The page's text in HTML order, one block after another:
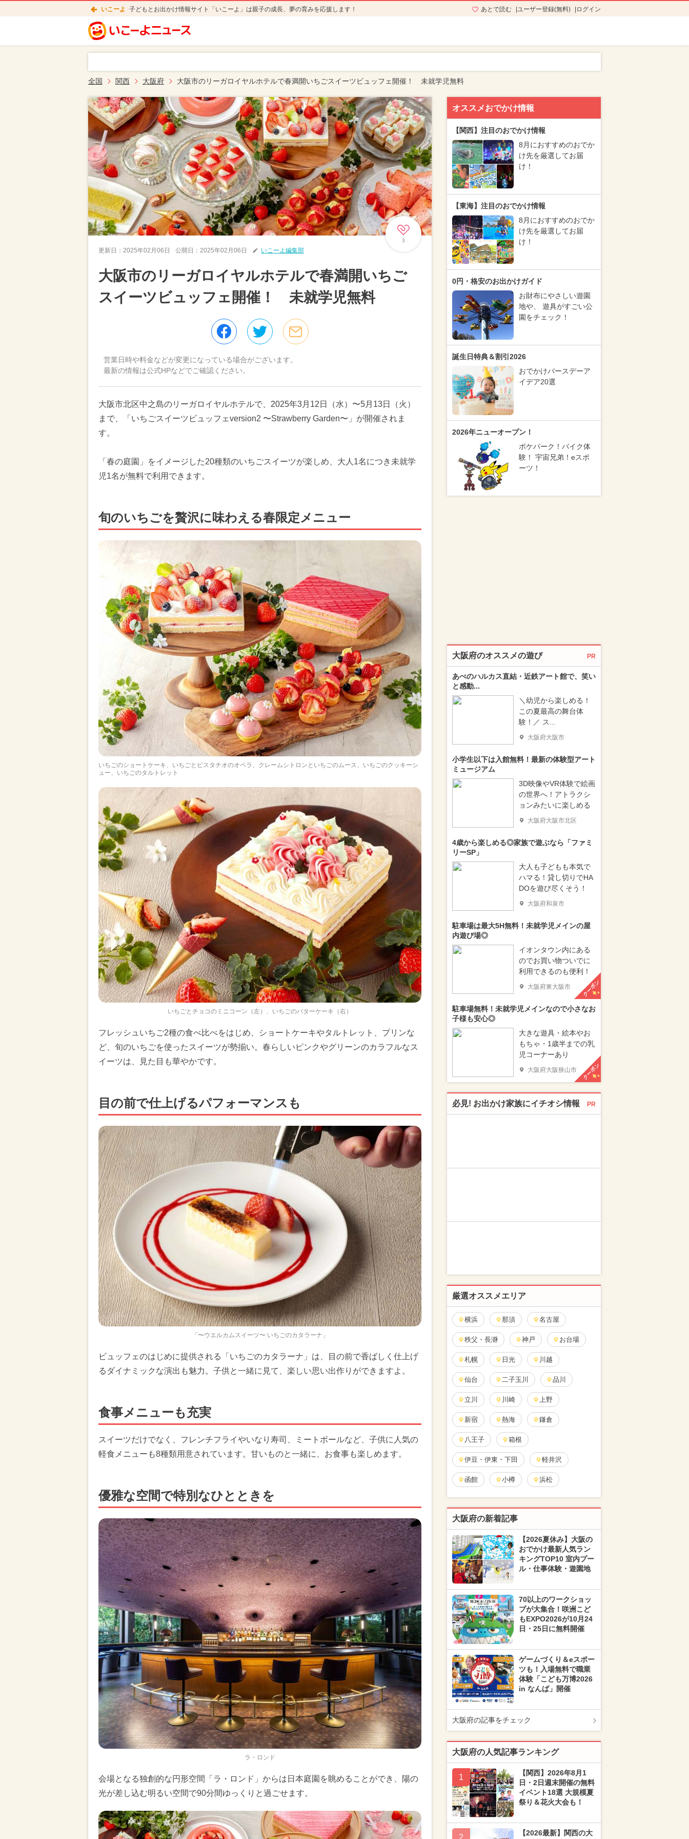
いこーよ 子どもとお出かけ情報サイト「いこーよ」は親子の成長、夢の育みを応援します！ あとで読む ユーザー登録(無料) ログイン
全国 関西 大阪府 大阪市のリーガロイヤルホテルで春満開いちごスイーツビュッフェ開催！ 未就学児無料
3
更新日： 2025年02月06日 公開日： 2025年02月06日 いこーよ編集部
大阪市のリーガロイヤルホテルで春満開いちご
スイーツビュッフェ開催！ 未就学児無料
営業日時や料金などが変更になっている場合がございます。
最新の情報は公式HPなどでご確認ください。
大阪市北区中之島のリーガロイヤルホテルで、2025年3月12日（水）〜5月13日（火）
まで、「いちごスイーツビュッフェversion2 〜Strawberry Garden〜」が開催されま
す。
「春の庭園」をイメージした20種類のいちごスイーツが楽しめ、大人1名につき未就学
児1名が無料で利用できます。
旬のいちごを贅沢に味わえる春限定メニュー
いちごのショートケーキ、いちごとピスタチオのオペラ、クレームシトロンといちごのムース、いちごのクッキーシ
ュー、いちごのタルトレット
いちごとチョコのミニコーン（左）、いちごのバターケーキ（右）
フレッシュいちご2種の食べ比べをはじめ、ショートケーキやタルトレット、プリンな
ど、旬のいちごを使ったスイーツが勢揃い。春らしいピンクやグリーンのカラフルなス
イーツは、見た目も華やかです。
目の前で仕上げるパフォーマンスも
「〜ウエルカムスイーツ〜 いちごのカタラーナ」
ビュッフェのはじめに提供される「いちごのカタラーナ」は、目の前で香ばしく仕上げ
るダイナミックな演出も魅力。子供と一緒に見て、楽しい思い出作りができますよ。
食事メニューも充実
スイーツだけでなく、フレンチフライやいなり寿司、ミートボールなど、子供に人気の
軽食メニューも8種類用意されています。甘いものと一緒に、お食事も楽しめます。
優雅な空間で特別なひとときを
ラ・ロンド
会場となる独創的な円形空間「ラ・ロンド」からは日本庭園を眺めることができ、陽の
光が差し込む明るい空間で90分間ゆっくりと過ごせます。
オススメおでかけ情報
【関西】注目のおでかけ情報
8月におすすめのおでか
け先を厳選してお届
け！
【東海】注目のおでかけ情報
8月におすすめのおでか
け先を厳選してお届
け！
0円・格安のお出かけガイド
お財布にやさしい遊園
地や、 遊具がすごい公
園をチェック！
誕生日特典＆割引2026
おでかけバースデーア
イデア20選
2026年ニューオープン！
ポケパーク！バイク体
験！ 宇宙兄弟！eスポ
ーツ！
大阪府のオススメの遊び PR
あべのハルカス直結・近鉄アート館で、笑い
と感動...
＼幼児から楽しめる！
この夏最高の舞台体
験！／ ス...
大阪府大阪市
小学生以下は入館無料！最新の体験型アート
ミュージアム
3D映像やVR体験で絵画
の世界へ！アトラクシ
ョンみたいに楽しめる
大阪府大阪市北区
4歳から楽しめる◎家族で遊ぶなら「ファミ
リーSP」
大人も子どもも本気で
ハマる！貸し切りでHA
DOを遊び尽くそう！
大阪府和泉市
駐車場は最大5H無料！未就学児メインの屋
内遊び場◎
イオンタウン内にある
のでお買い物ついでに
利用できるのも便利！
大阪府東大阪市 クーポン
駐車場無料！未就学児メインなので小さなお
子様も安心◎
大きな遊具・絵本やお
もちゃ・1歳半までの乳
児コーナーあり
大阪府大阪狭山市 クーポン
必見! お出かけ家族にイチオシ情報 PR
厳選オススメエリア
横浜 那須 名古屋
秩父・長瀞 神戸 お台場
札幌 日光 川越
仙台 二子玉川 品川
立川 川崎 上野
新宿 熱海 鎌倉
八王子 箱根
伊豆・伊東・下田 軽井沢
函館 小樽 浜松
大阪府の新着記事
【2026夏休み】大阪の
おでかけ最新人気ラン
キングTOP10 室内プー
ル・仕事体験・遊園地
70以上のワークショッ
プが大集合！咲洲こど
もEXPO2026が10月24
日・25日に無料開催
ゲームづくり＆eスポー
ツも！入場無料で職業
体験「こども万博2026
in なんば」開催
大阪府の記事をチェック
大阪府の人気記事ランキング
1
【関西】2026年8月1
日・2日週末開催の無料
イベント18選 大規模夏
祭り＆花火大会も！
2
【2026最新】関西の大